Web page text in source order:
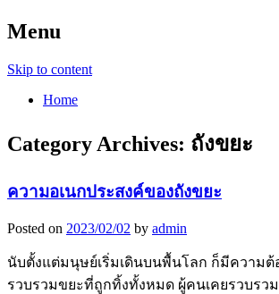
Menu
Skip to content
Home
Category Archives: ถังขยะ
ความอเนกประสงค์ของถังขยะ
Posted on 2023/02/02 by admin
นับตั้งแต่มนุษย์เริ่มเดินบนพื้นโลก ก็มีความต้
รวบรวมขยะที่ถูกทิ้งทั้งหมด ผู้คนเคยรวบรว